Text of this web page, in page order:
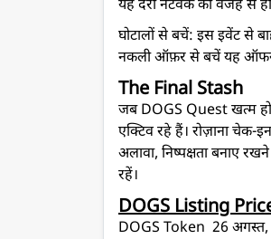
यह देरी नेटवर्क की वजह से
घोटालों से बचें: इस इवेंट से
नकली ऑफ़र से बचें यह ऑफर
The Final Stash
जब DOGS Quest खत्म
एक्टिव रहे हैं। रोज़ाना चेक-
अलावा, निष्पक्षता बनाए
रहें।
DOGS Listing
DOGS Token 26 अगस्त,